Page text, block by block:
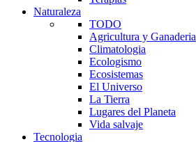
Naturaleza
TODO
Agricultura y Ganaderia
Climatologia
Ecologismo
Ecosistemas
El Universo
La Tierra
Lugares del Planeta
Vida salvaje
Tecnologia